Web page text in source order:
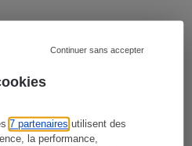
7 partenaires utilisent des
la performance,
Continuer sans accepter